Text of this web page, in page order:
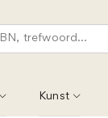
Kunst